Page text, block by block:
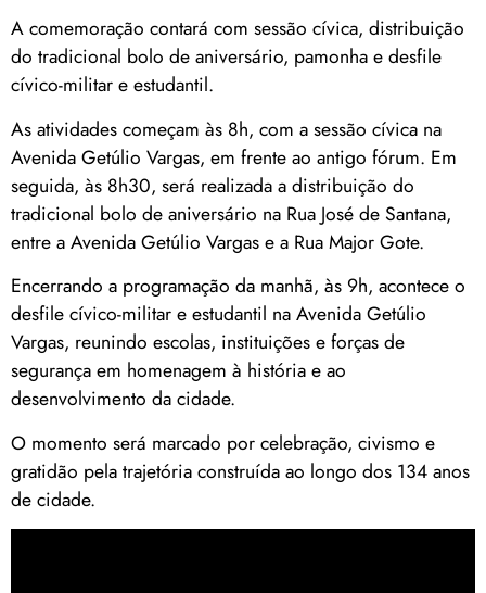
A comemoração contará com sessão cívica, distribuição
do tradicional bolo de aniversário, pamonha e desfile
cívico-militar e estudantil.
As atividades começam às 8h, com a sessão cívica na
Avenida Getúlio Vargas, em frente ao antigo fórum. Em
seguida, às 8h30, será realizada a distribuição do
tradicional bolo de aniversário na Rua José de Santana,
entre a Avenida Getúlio Vargas e a Rua Major Gote.
Encerrando a programação da manhã, às 9h, acontece o
desfile cívico-militar e estudantil na Avenida Getúlio
Vargas, reunindo escolas, instituições e forças de
segurança em homenagem à história e ao
desenvolvimento da cidade.
O momento será marcado por celebração, civismo e
gratidão pela trajetória construída ao longo dos 134 anos
de cidade.